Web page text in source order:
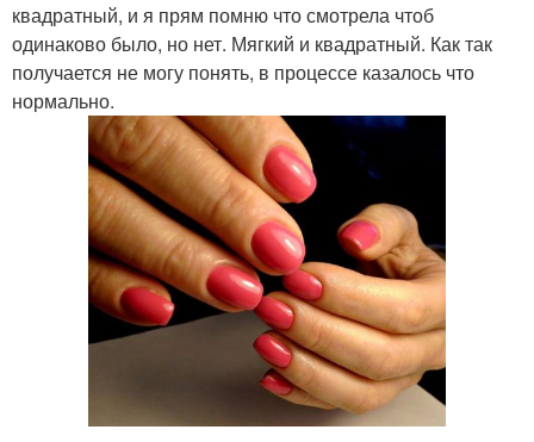
квадратный, и я прям помню что смотрела чтоб
одинаково было, но нет. Мягкий и квадратный. Как так
получается не могу понять, в процессе казалось что
нормально.